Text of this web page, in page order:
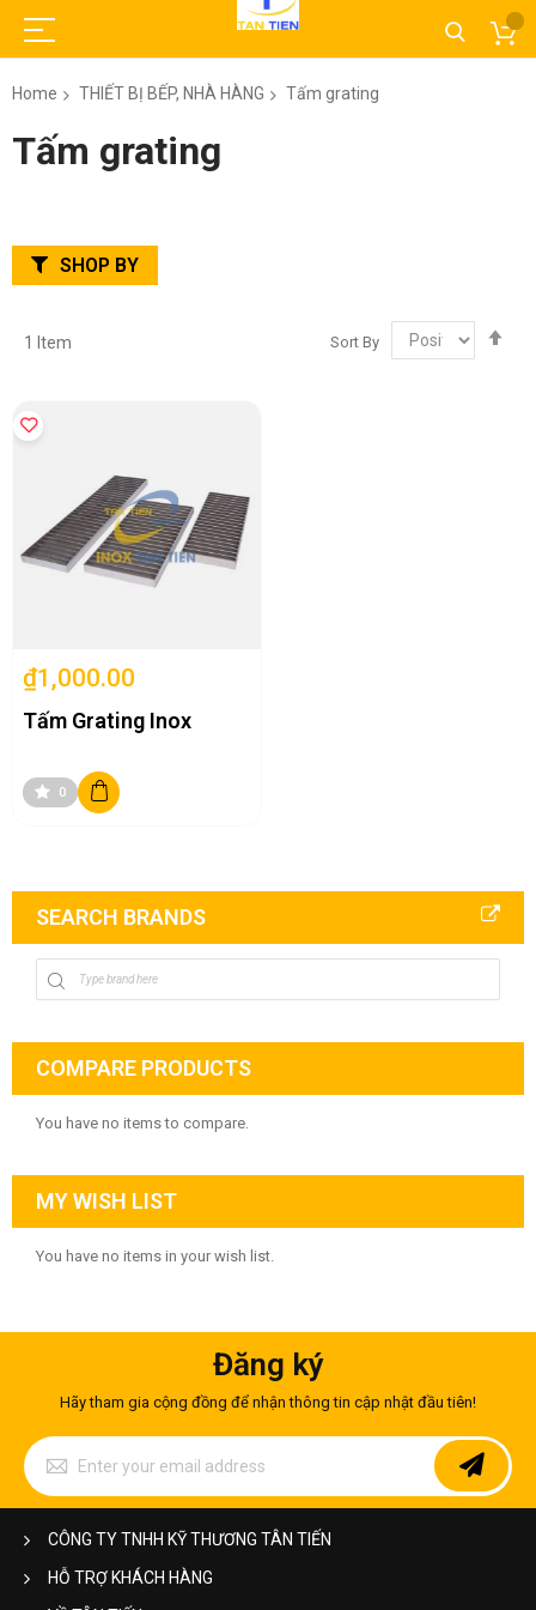
Home THIẾT BỊ BẾP, NHÀ HÀNG Tấm grating
Tấm grating
1 Item Sort By
₫1,000.00
Tấm Grating Inox
0
SHOP BY
SEARCH BRANDS
COMPARE PRODUCTS
You have no items to compare.
MY WISH LIST
You have no items in your wish list.
Đăng ký
Hãy tham gia cộng đồng để nhận thông tin cập nhật đầu tiên!
Sign
Up
for
Our
Newsletter:
CÔNG TY TNHH KỸ THƯƠNG TÂN TIẾN
HỖ TRỢ KHÁCH HÀNG